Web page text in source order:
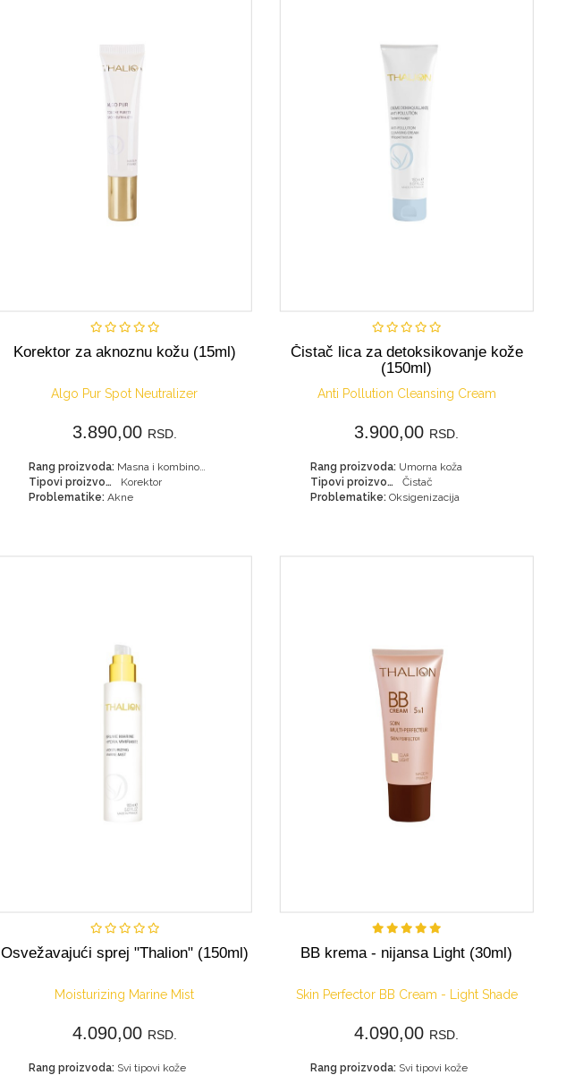
Korektor za aknoznu kožu (15ml)
Algo Pur Spot Neutralizer
3.890,00 RSD.
Rang proizvoda:
Masna i kombinovana koža
Tipovi proizvoda:
Korektor
Problematike: Akne
Čistač lica za detoksikovanje kože
(150ml)
Anti Pollution Cleansing Cream
3.900,00 RSD.
Rang proizvoda: Umorna koža
Tipovi proizvoda:
Čistač
Problematike: Oksigenizacija
Osvežavajući sprej "Thalion" (150ml)
Moisturizing Marine Mist
4.090,00 RSD.
Rang proizvoda: Svi tipovi kože
BB krema - nijansa Light (30ml)
Skin Perfector BB Cream - Light Shade
4.090,00 RSD.
Rang proizvoda: Svi tipovi kože